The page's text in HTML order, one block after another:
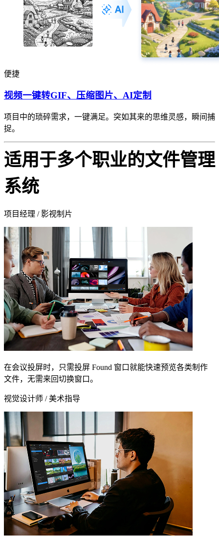
便捷
视频一键转GIF、压缩图片、AI定制
项目中的琐碎需求，一键满足。突如其来的思维灵感，瞬间捕
捉。
适用于多个职业的文件管理
系统
项目经理 / 影视制片
在会议投屏时，只需投屏 Found 窗口就能快速预览各类制作
文件，无需来回切换窗口。
视觉设计师 / 美术指导